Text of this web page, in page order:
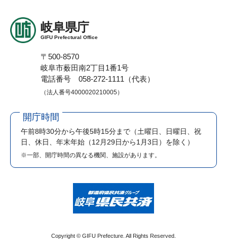
岐阜県庁
GIFU Prefectural Office
〒500-8570
岐阜市薮田南2丁目1番1号
電話番号 058-272-1111（代表）
（法人番号4000020210005）
開庁時間
午前8時30分から午後5時15分まで （土曜日、日曜日、祝
日、休日、年末年始（12月29日から1月3日）を除く）
※一部、開庁時間の異なる機関、施設があります。
Copyright © GIFU Prefecture. All Rights Reserved.